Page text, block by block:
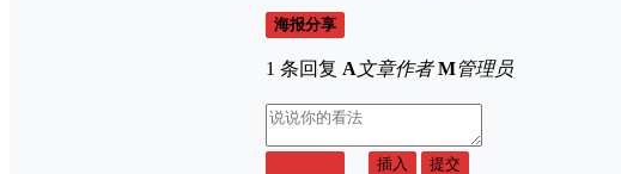
海报分享
1 条回复 A文章作者 M管理员
插入 提交